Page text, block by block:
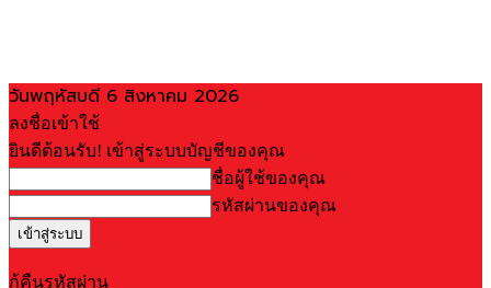
วันพฤหัสบดี 6 สิงหาคม 2026
ลงชื่อเข้าใช้
ยินดีต้อนรับ! เข้าสู่ระบบบัญชีของคุณ
ชื่อผู้ใช้ของคุณ
รหัสผ่านของคุณ
กู้คืนรหัสผ่าน